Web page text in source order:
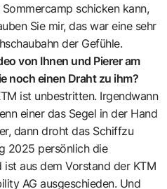
schicken kann,
Sie mir, das war eine sehr
der Gefühle.
von Ihnen und Pierer am
noch einen Draht zu ihm?
ist unbestritten. Irgendwann
einer das Segel in der Hand
dann droht das Schiffzu
2025 persönlich die
ist aus dem Vorstand der KTM
AG ausgeschieden. Und